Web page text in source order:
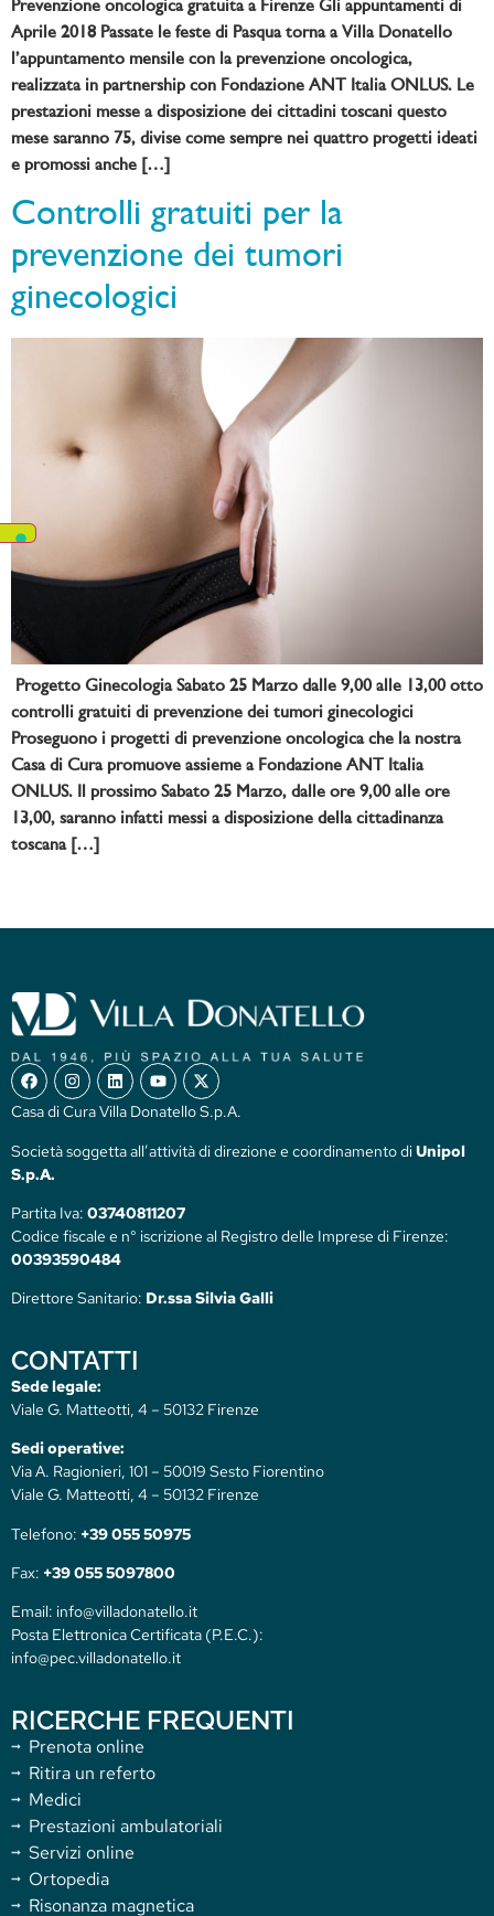
Prevenzione oncologica gratuita a Firenze Gli appuntamenti di
Aprile 2018 Passate le feste di Pasqua torna a Villa Donatello
l’appuntamento mensile con la prevenzione oncologica,
realizzata in partnership con Fondazione ANT Italia ONLUS. Le
prestazioni messe a disposizione dei cittadini toscani questo
mese saranno 75, divise come sempre nei quattro progetti ideati
e promossi anche […]
Controlli gratuiti per la
prevenzione dei tumori
ginecologici
Progetto Ginecologia Sabato 25 Marzo dalle 9,00 alle 13,00 otto
controlli gratuiti di prevenzione dei tumori ginecologici
Proseguono i progetti di prevenzione oncologica che la nostra
Casa di Cura promuove assieme a Fondazione ANT Italia
ONLUS. Il prossimo Sabato 25 Marzo, dalle ore 9,00 alle ore
13,00, saranno infatti messi a disposizione della cittadinanza
toscana […]
Casa di Cura Villa Donatello S.p.A.
Società soggetta all’attività di direzione e coordinamento diUnipol
S.p.A.
Partita Iva: 03740811207
Codice fiscale e n° iscrizione al Registro delle Imprese di Firenze:
00393590484
Direttore Sanitario: Dr.ssa Silvia Galli
CONTATTI
Sede legale:
Viale G. Matteotti, 4 – 50132 Firenze
Sedi operative:
Via A. Ragionieri, 101 – 50019 Sesto Fiorentino
Viale G. Matteotti, 4 – 50132 Firenze
Telefono: +39 055 50975
Fax: +39 055 5097800
Email: info@villadonatello.it
Posta Elettronica Certificata (P.E.C.):
info@pec.villadonatello.it
RICERCHE FREQUENTI
Prenota online
Ritira un referto
Medici
Prestazioni ambulatoriali
Servizi online
Ortopedia
Risonanza magnetica